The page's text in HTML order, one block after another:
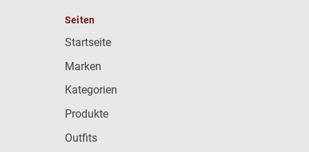
Seiten
Startseite
Marken
Kategorien
Produkte
Outfits